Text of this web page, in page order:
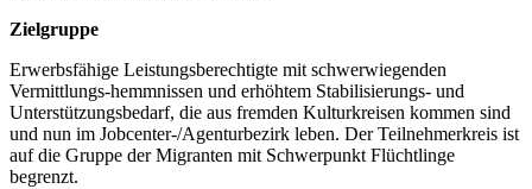
Zielgruppe
Erwerbsfähige Leistungsberechtigte mit schwerwiegenden
Vermittlungs-hemmnissen und erhöhtem Stabilisierungs- und
Unterstützungsbedarf, die aus fremden Kulturkreisen kommen sind
und nun im Jobcenter-/Agenturbezirk leben. Der Teilnehmerkreis ist
auf die Gruppe der Migranten mit Schwerpunkt Flüchtlinge
begrenzt.